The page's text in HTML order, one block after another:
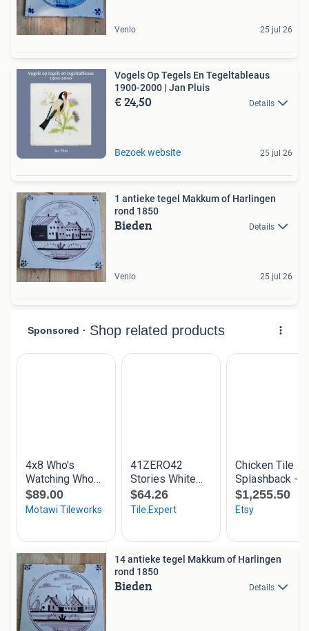
Venlo 25 jul 26
Vogels Op Tegels En Tegeltableaus
1900-2000 | Jan Pluis
€ 24,50 Details
Bezoek website 25 jul 26
1 antieke tegel Makkum of Harlingen
rond 1850
Bieden Details
Venlo 25 jul 26
14 antieke tegel Makkum of Harlingen
rond 1850
Bieden Details